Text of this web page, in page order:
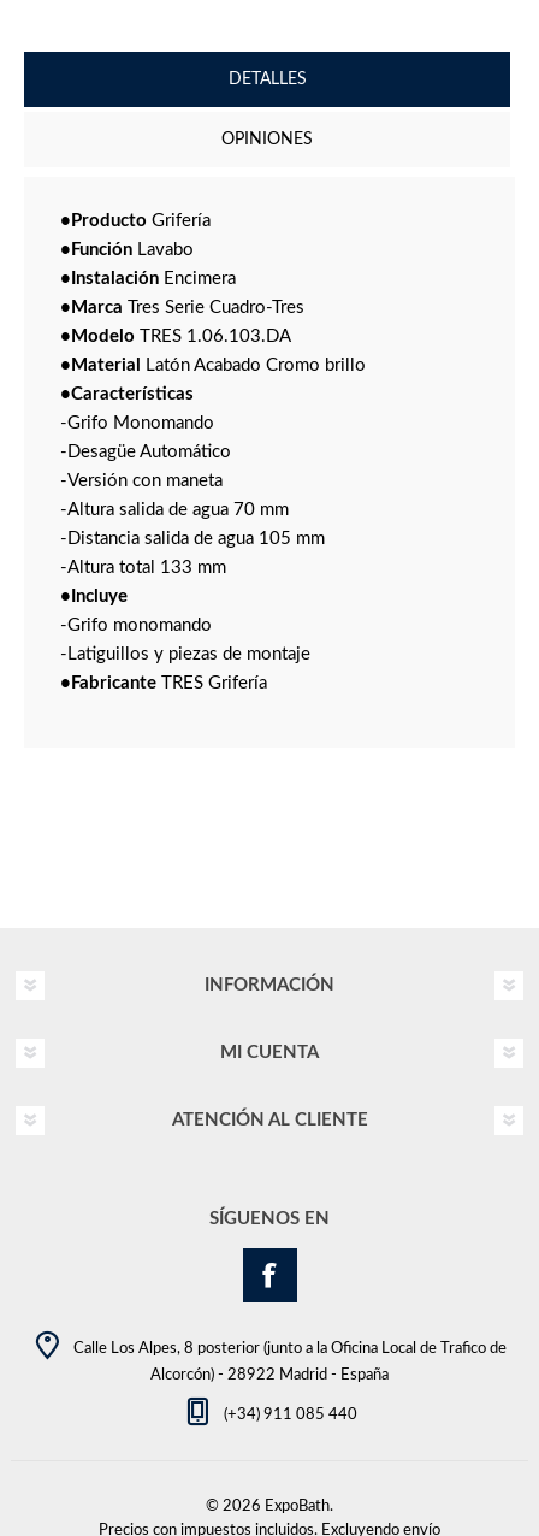
DETALLES
OPINIONES
•Producto Grifería
•Función Lavabo
•Instalación Encimera
•Marca Tres Serie Cuadro-Tres
•Modelo TRES 1.06.103.DA
•Material
Latón Acabado Cromo brillo
•Características
-Grifo Monomando
-Desagüe Automático
-Versión con maneta
-Altura salida de agua 70 mm
-Distancia salida de agua 105 mm
-Altura total 133 mm
•Incluye
-Grifo monomando
-Latiguillos y piezas de montaje
•Fabricante TRES Grifería
INFORMACIÓN
MI CUENTA
ATENCIÓN AL CLIENTE
SÍGUENOS EN
Calle Los Alpes, 8 posterior (junto a la Oficina Local de Trafico de
Alcorcón) - 28922 Madrid - España
(+34) 911 085 440
© 2026 ExpoBath.
Precios con impuestos incluidos. Excluyendo envío